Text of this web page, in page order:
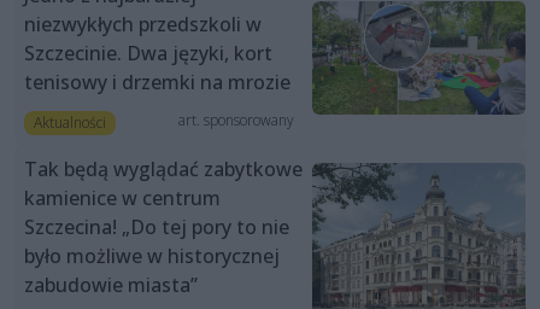
niezwykłych przedszkoli w
Szczecinie. Dwa języki, kort
tenisowy i drzemki na mrozie
Aktualności art. sponsorowany
Tak będą wyglądać zabytkowe
kamienice w centrum
Szczecina! „Do tej pory to nie
było możliwe w historycznej
zabudowie miasta”